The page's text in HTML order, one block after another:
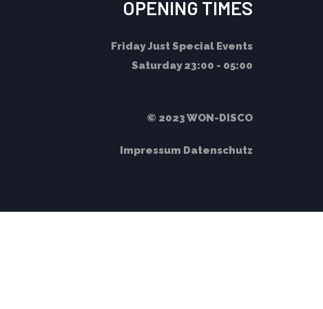
OPENING TIMES
FridayJust Special Events
Saturday23:00 - 05:00
© 2023 WON-DISCO
Impressum Datenschutz